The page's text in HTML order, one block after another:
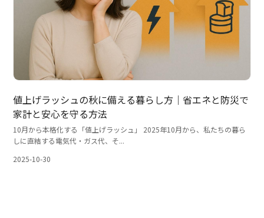
2025-10-30
値上げラッシュの秋に備える暮らし方｜省エネと防災で
家計と安心を守る方法
10月から本格化する「値上げラッシュ」 2025年10月から、私たちの暮ら
しに直結する電気代・ガス代、そ...